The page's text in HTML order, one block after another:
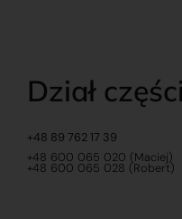
Dział
+48 89 762 17 39
+48 600 065 020 (Maciej)
+48 600 065 028 (Robert)